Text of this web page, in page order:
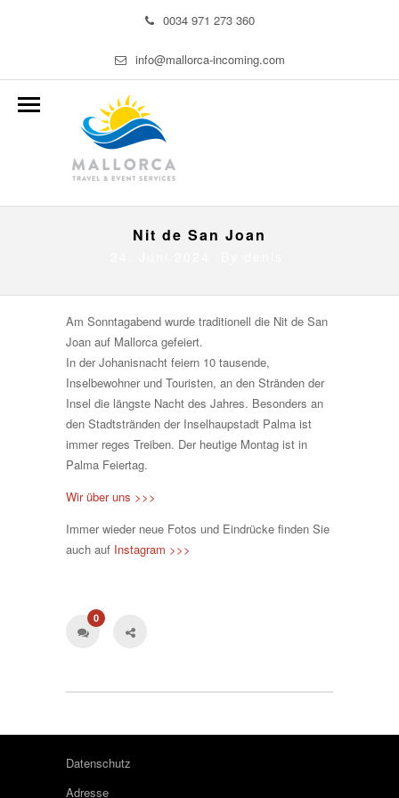
0034 971 273 360
info@mallorca-incoming.com
Nit de San Joan
Am Sonntagabend wurde traditionell die Nit de San
Joan auf Mallorca gefeiert.
In der Johanisnacht feiern 10 tausende,
Inselbewohner und Touristen, an den Stränden der
Insel die längste Nacht des Jahres. Besonders an
den Stadtstränden der Inselhaupstadt Palma ist
immer reges Treiben. Der heutige Montag ist in
Palma Feiertag.
Wir über uns >>>
Immer wieder neue Fotos und Eindrücke finden Sie
auch auf Instagram >>>
0
Datenschutz
Adresse